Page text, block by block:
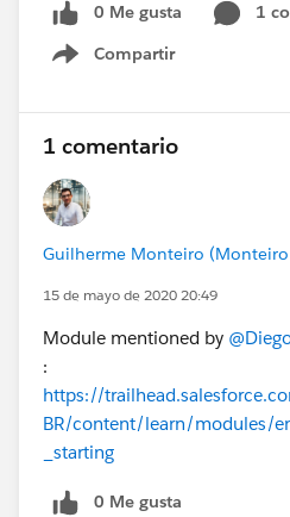
problema, pesquisei sobre
encontrei outros usuarios
https://
id=9060G000000XeftQAC
sobre o erro mas nao tem
pode ajudar?
0 Me gusta
1
Compartir
Show menu
1 comentario
Guilherme Monteiro
15 de mayo de 2020 20:49
Module mentioned by
:
https://
BR/content/learn/modules/
_starting
0 Me gusta